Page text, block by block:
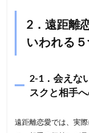
2．遠距離
いわれる
2-1．会えな
スクと相手
遠距離恋愛では、実